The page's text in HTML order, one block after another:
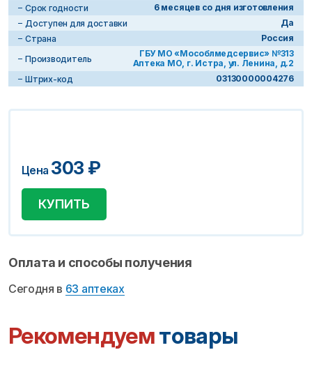
Срок годности
6 месяцев со дня изготовления
Доступен для доставки
Да
Страна
Россия
Производитель
ГБУ МО «Мособлмедсервис» №313
Аптека МО, г. Истра, ул. Ленина, д.2
Штрих-код
03130000004276
Цена 303 ₽
КУПИТЬ
Оплата и способы получения
Сегодня в 63 аптеках
Рекомендуемтовары